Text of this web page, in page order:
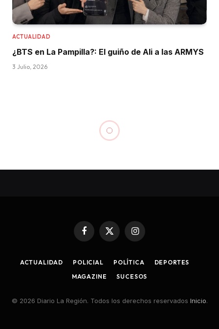
ACTUALIDAD
¿BTS en La Pampilla?: El guiño de Ali a las ARMYS
3 Julio, 2026
Facebook
X
(Twitter)
Instagram
ACTUALIDAD POLICIAL POLÍTICA
DEPORTES
MAGAZINE
SUCESOS
© 2026 Diario La Región. Todos los derechos reservados Inicio.